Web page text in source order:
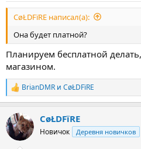
CøŁDFïRE написал(а):
Она будет платной?
Планируем бесплатной
магазином.
Р
е
к
ц
и
BrianDMR и CøŁDFïRE
CøŁDFïRE
Новичок Деревня новичков